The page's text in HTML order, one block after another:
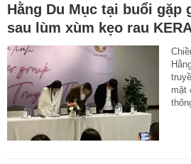
Hằng Du Mục tại buổi gặp
sau lùm xùm kẹo rau
mặt